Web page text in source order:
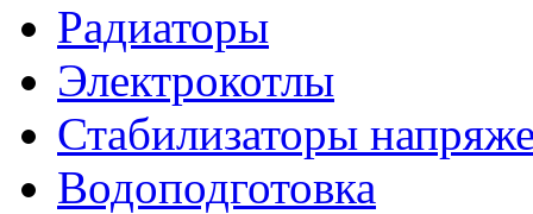
Радиаторы
Электрокотлы
Стабилизаторы
Водоподготовка